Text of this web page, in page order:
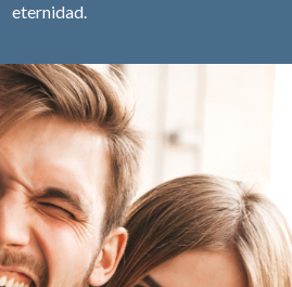
eternidad.